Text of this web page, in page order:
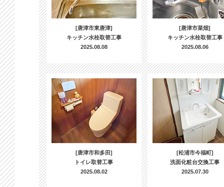
[唐津市東唐津]
キッチン水栓取替工事
2025.08.08
[唐津市菜畑]
キッチン水栓取替工事
2025.08.06
[唐津市和多田]
トイレ取替工事
2025.08.02
[松浦市今福町]
洗面化粧台交換工事
2025.07.30